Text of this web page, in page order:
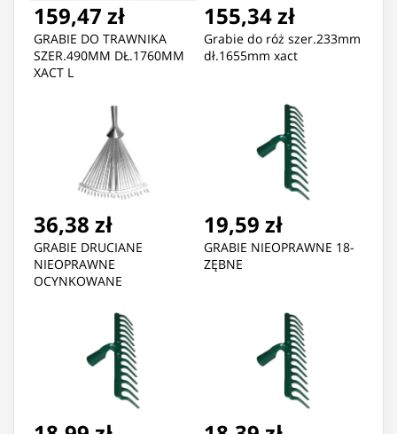
159,47 zł
GRABIE DO TRAWNIKA
SZER.490MM DŁ.1760MM
XACT L
155,34 zł
Grabie do róż szer.233mm
dł.1655mm xact
36,38 zł
GRABIE DRUCIANE
NIEOPRAWNE
OCYNKOWANE
19,59 zł
GRABIE NIEOPRAWNE 18-
ZĘBNE